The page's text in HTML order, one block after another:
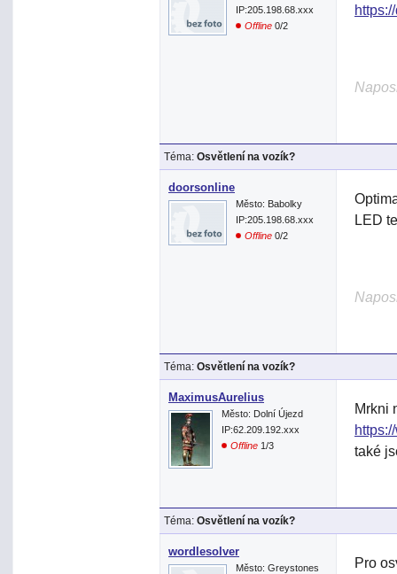
IP:205.198.68.xxx
Offline 0/2
Téma: Osvětlení na vozík?
doorsonline
Město: Babolky
IP:205.198.68.xxx
Offline 0/2
LED
Téma: Osvětlení na vozík?
MaximusAurelius
Město: Dolní Újezd
IP:62.209.192.xxx
Offline 1/3
Mrkni
také
Téma: Osvětlení na vozík?
wordlesolver
Město: Greystones
Pro